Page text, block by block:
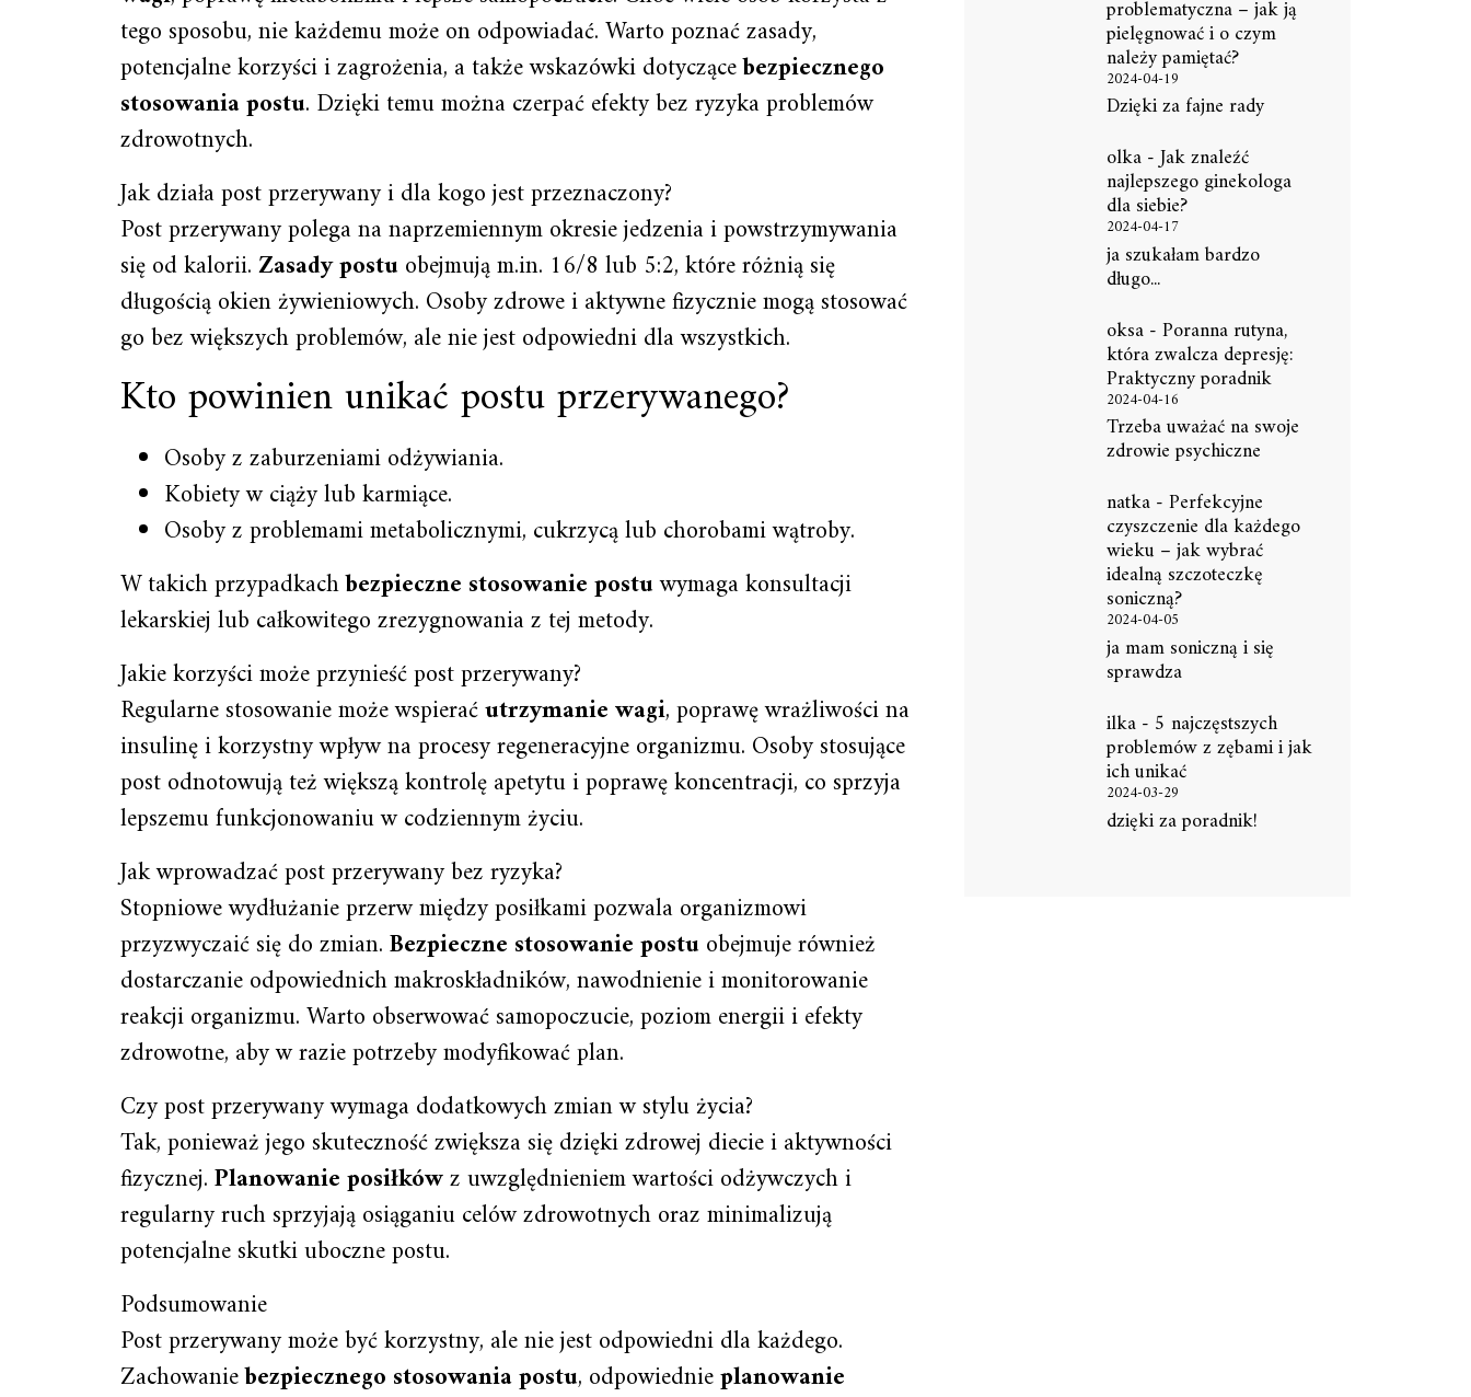
tego sposobu, nie każdemu może on odpowiadać. Warto poznać zasady,
potencjalne korzyści i zagrożenia, a także wskazówki dotyczącebezpiecznego
stosowania postu. Dzięki temu można czerpać efekty bez ryzyka problemów
zdrowotnych.
Jak działa post przerywany i dla kogo jest przeznaczony?
Post przerywany polega na naprzemiennym okresie jedzenia i powstrzymywania
się od kalorii.Zasady postuobejmują m.in. 16/8 lub 5:2, które różnią się
długością okien żywieniowych. Osoby zdrowe i aktywne fizycznie mogą stosować
go bez większych problemów, ale nie jest odpowiedni dla wszystkich.
Kto powinien unikać postu przerywanego?
Osoby z zaburzeniami odżywiania.
Kobiety w ciąży lub karmiące.
Osoby z problemami metabolicznymi, cukrzycą lub chorobami wątroby.
W takich przypadkachbezpieczne stosowanie postuwymaga konsultacji
lekarskiej lub całkowitego zrezygnowania z tej metody.
Jakie korzyści może przynieść post przerywany?
Regularne stosowanie może wspieraćutrzymanie wagi, poprawę wrażliwości na
insulinę i korzystny wpływ na procesy regeneracyjne organizmu. Osoby stosujące
post odnotowują też większą kontrolę apetytu i poprawę koncentracji, co sprzyja
lepszemu funkcjonowaniu w codziennym życiu.
Jak wprowadzać post przerywany bez ryzyka?
Stopniowe wydłużanie przerw między posiłkami pozwala organizmowi
przyzwyczaić się do zmian.Bezpieczne stosowanie postuobejmuje również
dostarczanie odpowiednich makroskładników, nawodnienie i monitorowanie
reakcji organizmu. Warto obserwować samopoczucie, poziom energii i efekty
zdrowotne, aby w razie potrzeby modyfikować plan.
Czy post przerywany wymaga dodatkowych zmian w stylu życia?
Tak, ponieważ jego skuteczność zwiększa się dzięki zdrowej diecie i aktywności
fizycznej.Planowanie posiłkówz uwzględnieniem wartości odżywczych i
regularny ruch sprzyjają osiąganiu celów zdrowotnych oraz minimalizują
potencjalne skutki uboczne postu.
Podsumowanie
Post przerywany może być korzystny, ale nie jest odpowiedni dla każdego.
Zachowaniebezpiecznego stosowania postu, odpowiednieplanowanie
problematyczna – jak ją
pielęgnować i o czym
należy pamiętać?
2024-04-19
Dzięki za fajne rady
olka-Jak znaleźć
najlepszego ginekologa
dla siebie?
2024-04-17
ja szukałam bardzo
długo...
oksa-Poranna rutyna,
która zwalcza depresję:
Praktyczny poradnik
2024-04-16
Trzeba uważać na swoje
zdrowie psychiczne
natka-Perfekcyjne
czyszczenie dla każdego
wieku – jak wybrać
idealną szczoteczkę
soniczną?
2024-04-05
ja mam soniczną i się
sprawdza
ilka- 5 najczęstszych
problemów z zębami i jak
ich unikać
2024-03-29
dzięki za poradnik!